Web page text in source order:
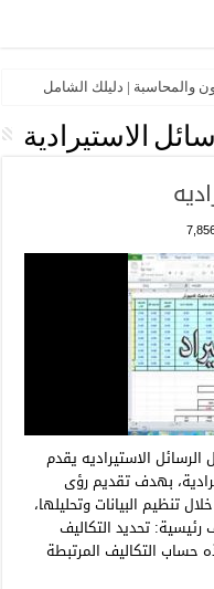
والمحاسبة | دليلك الشامل
الاستيرادية
الاستيراديه يقدم
بهدف تقديم رؤى
تنظيم البيانات وتحليلها،
تحديد التكاليف
حساب التكاليف المرتبطة